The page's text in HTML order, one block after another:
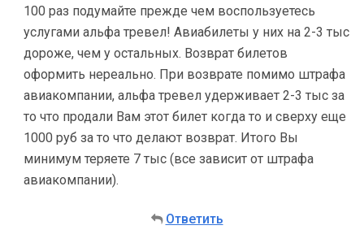
100 раз подумайте прежде чем воспользуетесь
услугами альфа тревел! Авиабилеты у них на 2-3 тыс
дороже, чем у остальных. Возврат билетов
оформить нереально. При возврате помимо штрафа
авиакомпании, альфа тревел удерживает 2-3 тыс за
то что продали Вам этот билет когда то и сверху еще
1000 руб за то что делают возврат. Итого Вы
минимум теряете 7 тыс (все зависит от штрафа
авиакомпании).
Ответить